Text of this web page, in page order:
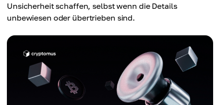
Unsicherheit schaffen, selbst wenn die Details
unbewiesen oder übertrieben sind.